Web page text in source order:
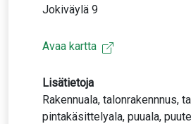
Jokiväylä 9
Avaa kartta
Lisätietoja
Rakennuala, talonrakennnus,
pintakäsittelyala, puuala,